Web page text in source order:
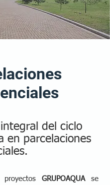
del ciclo
en parcelaciones
proyectos GRUPOAQUA se